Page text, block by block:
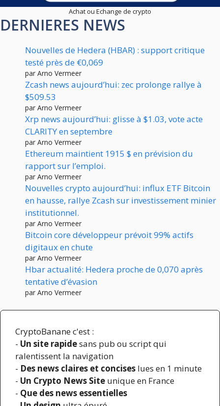
Achat ou Echange de crypto
DERNIERES NEWS
Nouvelles de Hedera (HBAR) : support critique
testé près de €0,069
par Arno Vermeer
Zcash news aujourd’hui: zec prolonge rallye à
$509.53
par Arno Vermeer
Xrp news aujourd’hui: glisse à $1.03, vote acte
CLARITY en septembre
par Arno Vermeer
Ethereum maintient 1915 $ en prévision du
rapport sur l’emploi.
par Arno Vermeer
Nouvelles crypto aujourd’hui: influx ETF Bitcoin
en hausse, rallye Zcash sur investissement minier
institutionnel.
par Arno Vermeer
Bitcoin core développeur prévoit 99% actifs
digitaux en chute
par Arno Vermeer
Hbar actualité: Hedera proche de 0,070 après
tentative d’évasion
par Arno Vermeer
CryptoBanane c'est :
- Un site rapidesans pub ou script qui
ralentissent la navigation
- Des news claires et concises lues en 1 minute
- Un Crypto News Site unique en France
- Que des news essentielles